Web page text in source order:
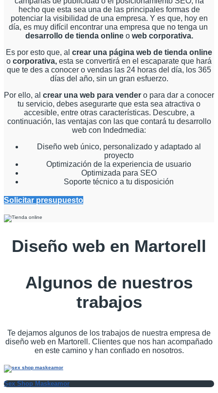
hecho que esta sea una de las principales formas de
potenciar la visibilidad de una empresa. Y es que, hoy en
día, es muy difícil encontrar una empresa que no tenga un
desarrollo de tienda online oweb corporativa.
Es por esto que, al crear una página web de tienda online
o corporativa, esta se convertirá en el escaparate que hará
que te des a conocer o vendas las 24 horas del día, los 365
días del año, sin un gran esfuerzo.
Por ello, al crear una web para vender o para dar a conocer
tu servicio, debes asegurarte que esta sea atractiva o
accesible, entre otras características. Descubre, a
continuación, las ventajas con las que contará tu desarrollo
web con Indedmedia:
Diseño web único, personalizado y adaptado al
proyecto
Optimización de la experiencia de usuario
Optimizada para SEO
Soporte técnico a tu disposición
Solicitar presupuesto
Diseño web en Martorell
Algunos de nuestros
trabajos
Te dejamos algunos de los trabajos de nuestra empresa de
diseño web en Martorell. Clientes que nos han acompañado
en este camino y han confiado en nosotros.
Sex Shop Maskeamor